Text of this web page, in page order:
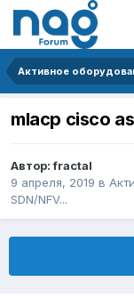
mlacp cisco
Автор:fractal
9 апреля, 2019 в
SDN/NFV...